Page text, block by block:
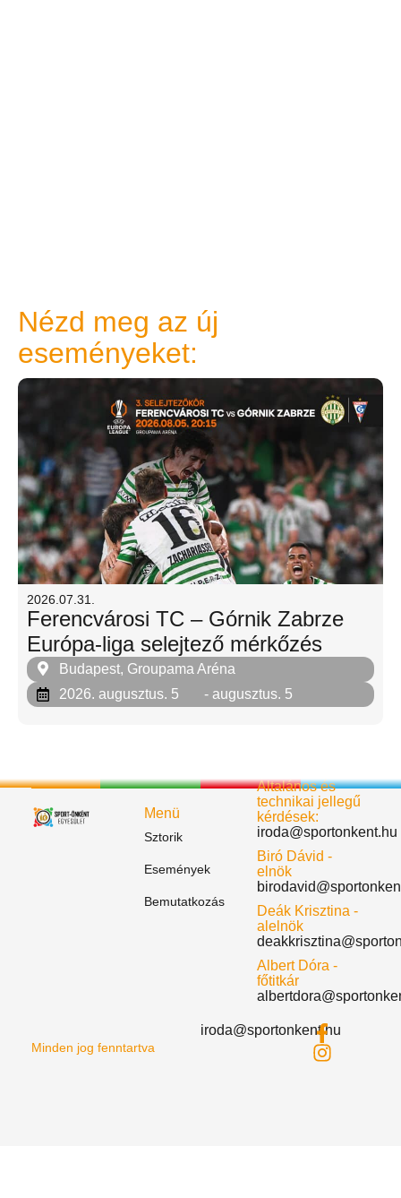
Nézd meg az új
eseményeket:
2026.07.31.
Ferencvárosi TC – Górnik Zabrze
Európa-liga selejtező mérkőzés
Budapest, Groupama Aréna
2026. augusztus. 5
- augusztus. 5
Menü
Sztorik
Események
Bemutatkozás
Általános és
technikai jellegű
kérdések:
iroda@sportonkent.hu
Biró Dávid -
elnök
Deák Krisztina -
alelnök
Albert Dóra -
főtitkár
Minden jog fenntartva
iroda@sportonkent.hu